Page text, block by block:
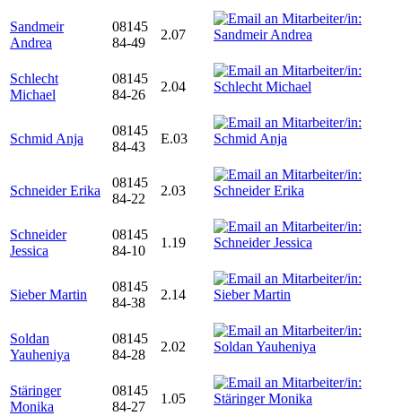
Sandmeir
Andrea
08145
84-49
2.07
Schlecht
Michael
08145
84-26
2.04
Schmid Anja
08145
84-43
E.03
Schneider Erika
08145
84-22
2.03
Schneider
Jessica
08145
84-10
1.19
Sieber Martin
08145
84-38
2.14
Soldan
Yauheniya
08145
84-28
2.02
Stäringer
Monika
08145
84-27
1.05